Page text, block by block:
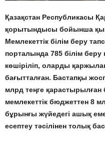
Қазақстан Республикасы
қорытындысы бойынша
Мемлекеттік білім беру
порталында 785 білім
көшіріліп, оларды
бағытталған. Бастапқы
млрд теңге қарастырылған
мемлекеттік бюджеттен 8
бұрынғы жүйедегі ашық
есептеу тәсілінен толық